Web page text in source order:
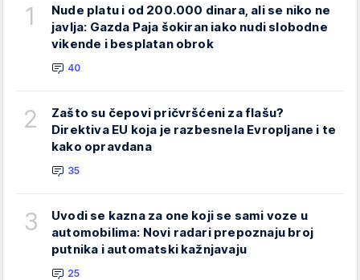
1
Nude platu i od 200.000 dinara, ali se niko ne
javlja: Gazda Paja šokiran iako nudi slobodne
vikende i besplatan obrok
40
2
Zašto su čepovi pričvršćeni za flašu?
Direktiva EU koja je razbesnela Evropljane i te
kako opravdana
35
3
Uvodi se kazna za one koji se sami voze u
automobilima: Novi radari prepoznaju broj
putnika i automatski kažnjavaju
25